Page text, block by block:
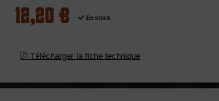
12,20 € En stock
Télécharger la fiche technique